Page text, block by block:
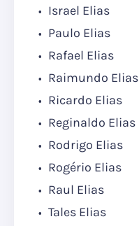
Israel Elias
Paulo Elias
Rafael Elias
Raimundo Elias
Ricardo Elias
Reginaldo Elias
Rodrigo Elias
Rogério Elias
Raul Elias
Tales Elias